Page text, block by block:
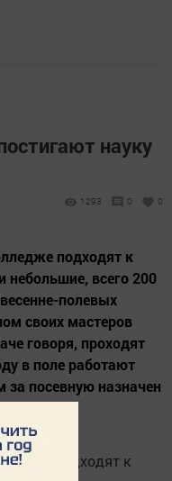
науку
1293 0 0
подходят к
всего 200
полевых
своих мастеров
говоря, проходят
в поле работают
за посевную назначен
подходят к